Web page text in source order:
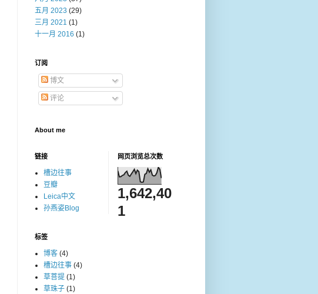
五月 2023 (29)
三月 2021 (1)
十一月 2016 (1)
订阅
博文
评论
About me
链接
槽边往事
豆瓣
Leica中文
孙燕姿Blog
网页浏览总次数
1,642,40
1
标签
博客 (4)
槽边往事 (4)
草菩提 (1)
草珠子 (1)